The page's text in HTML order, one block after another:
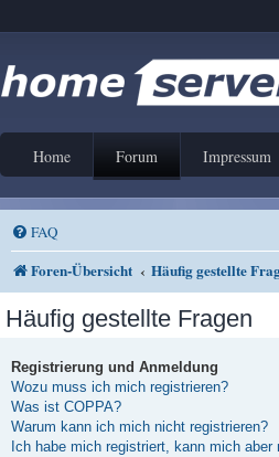
Home Forum Impressum
FAQ
Foren-Übersicht Häufig gestellte
Häufig gestellte Fragen
Registrierung und Anmeldung
Wozu muss ich mich registrieren?
Was ist COPPA?
Warum kann ich mich nicht registrieren?
Ich habe mich registriert, kann mich aber